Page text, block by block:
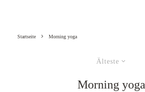
Startseite Morning yoga
Älteste
Morning yoga